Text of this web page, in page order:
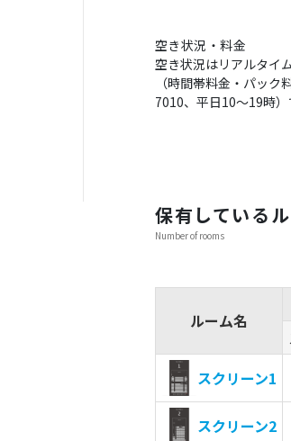
空き状況・料金
空き状況はリアルタイ
（時間帯料金・パッ
7010、平日10〜19時
保有している
Number of rooms
ルーム名
スクリーン1
スクリーン2